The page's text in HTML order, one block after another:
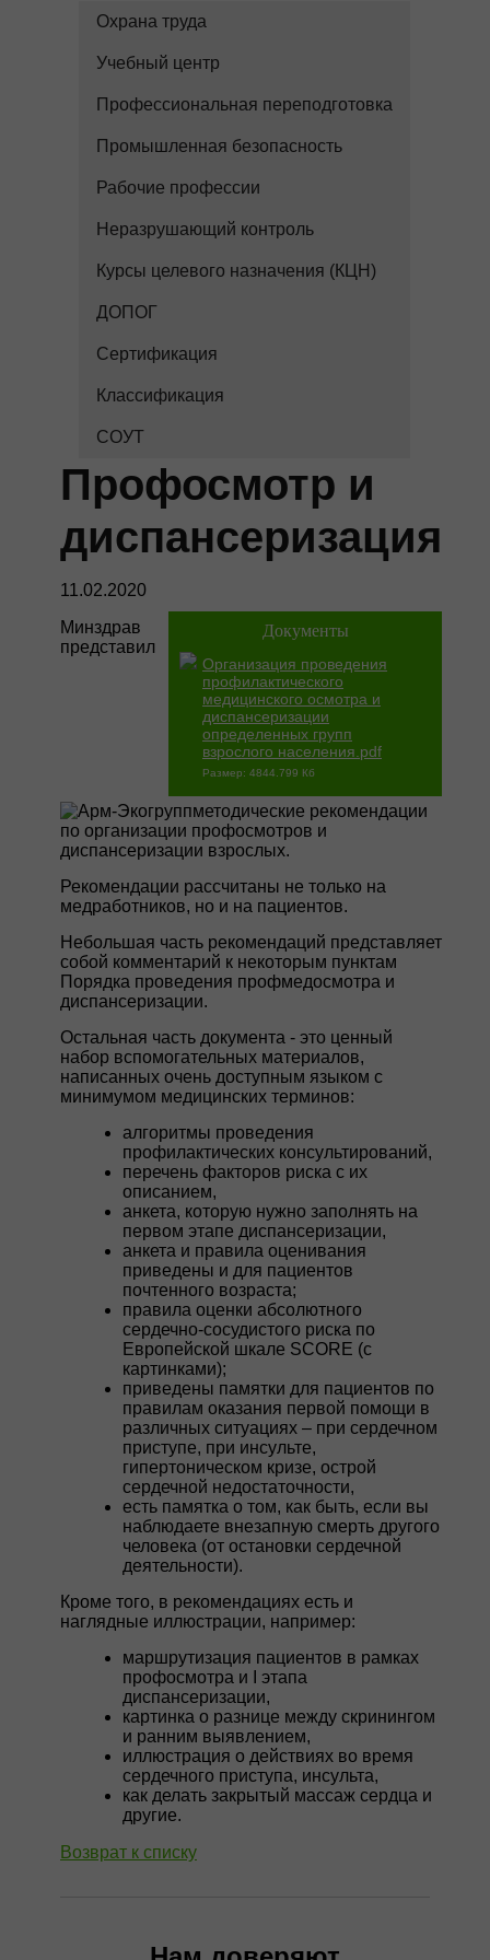
Охрана труда
Учебный центр
Профессиональная переподготовка
Промышленная безопасность
Рабочие профессии
Неразрушающий контроль
Курсы целевого назначения (КЦН)
ДОПОГ
Сертификация
Классификация
СОУТ
Профосмотр и
диспансеризация
11.02.2020
Документы
Организация проведения
профилактического
медицинского осмотра и
диспансеризации
определенных групп
взрослого населения.pdf
Размер: 4844.799 Кб
Минздрав
представил
методические рекомендации
по организации профосмотров и
диспансеризации взрослых.
Рекомендации рассчитаны не только на
медработников, но и на пациентов.
Небольшая часть рекомендаций представляет
собой комментарий к некоторым пунктам
Порядка проведения профмедосмотра и
диспансеризации.
Остальная часть документа - это ценный
набор вспомогательных материалов,
написанных очень доступным языком с
минимумом медицинских терминов:
алгоритмы проведения
профилактических консультирований,
перечень факторов риска с их
описанием,
анкета, которую нужно заполнять на
первом этапе диспансеризации,
анкета и правила оценивания
приведены и для пациентов
почтенного возраста;
правила оценки абсолютного
сердечно-сосудистого риска по
Европейской шкале SCORE (с
картинками);
приведены памятки для пациентов по
правилам оказания первой помощи в
различных ситуациях – при сердечном
приступе, при инсульте,
гипертоническом кризе, острой
сердечной недостаточности,
есть памятка о том, как быть, если вы
наблюдаете внезапную смерть другого
человека (от остановки сердечной
деятельности).
Кроме того, в рекомендациях есть и
наглядные иллюстрации, например:
маршрутизация пациентов в рамках
профосмотра и I этапа
диспансеризации,
картинка о разнице между скринингом
и ранним выявлением,
иллюстрация о действиях во время
сердечного приступа, инсульта,
как делать закрытый массаж сердца и
другие.
Возврат к списку